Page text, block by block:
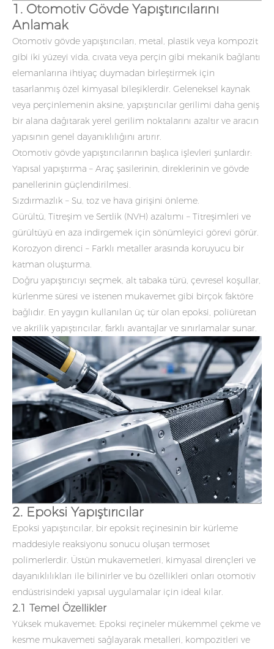
1. Otomotiv Gövde Yapıştırıcılarını
Anlamak
Otomotiv gövde yapıştırıcıları, metal, plastik veya kompozit
gibi iki yüzeyi vida, cıvata veya perçin gibi mekanik bağlantı
elemanlarına ihtiyaç duymadan birleştirmek için
tasarlanmış özel kimyasal bileşiklerdir. Geleneksel kaynak
veya perçinlemenin aksine, yapıştırıcılar gerilimi daha geniş
bir alana dağıtarak yerel gerilim noktalarını azaltır ve aracın
yapısının genel dayanıklılığını artırır.
Otomotiv gövde yapıştırıcılarının başlıca işlevleri şunlardır:
Yapısal yapıştırma – Araç şasilerinin, direklerinin ve gövde
panellerinin güçlendirilmesi.
Sızdırmazlık – Su, toz ve hava girişini önleme.
Gürültü, Titreşim ve Sertlik (NVH) azaltımı – Titreşimleri ve
gürültüyü en aza indirgemek için sönümleyici görevi görür.
Korozyon direnci – Farklı metaller arasında koruyucu bir
katman oluşturma.
Doğru yapıştırıcıyı seçmek, alt tabaka türü, çevresel koşullar,
kürlenme süresi ve istenen mukavemet gibi birçok faktöre
bağlıdır. En yaygın kullanılan üç tür olan epoksi, poliüretan
ve akrilik yapıştırıcılar, farklı avantajlar ve sınırlamalar sunar.
2. Epoksi Yapıştırıcılar
Epoksi yapıştırıcılar, bir epoksit reçinesinin bir kürleme
maddesiyle reaksiyonu sonucu oluşan termoset
polimerlerdir. Üstün mukavemetleri, kimyasal dirençleri ve
dayanıklılıkları ile bilinirler ve bu özellikleri onları otomotiv
endüstrisindeki yapısal uygulamalar için ideal kılar.
2.1 Temel Özellikler
Yüksek mukavemet: Epoksi reçineler mükemmel çekme ve
kesme mukavemeti sağlayarak metalleri, kompozitleri ve